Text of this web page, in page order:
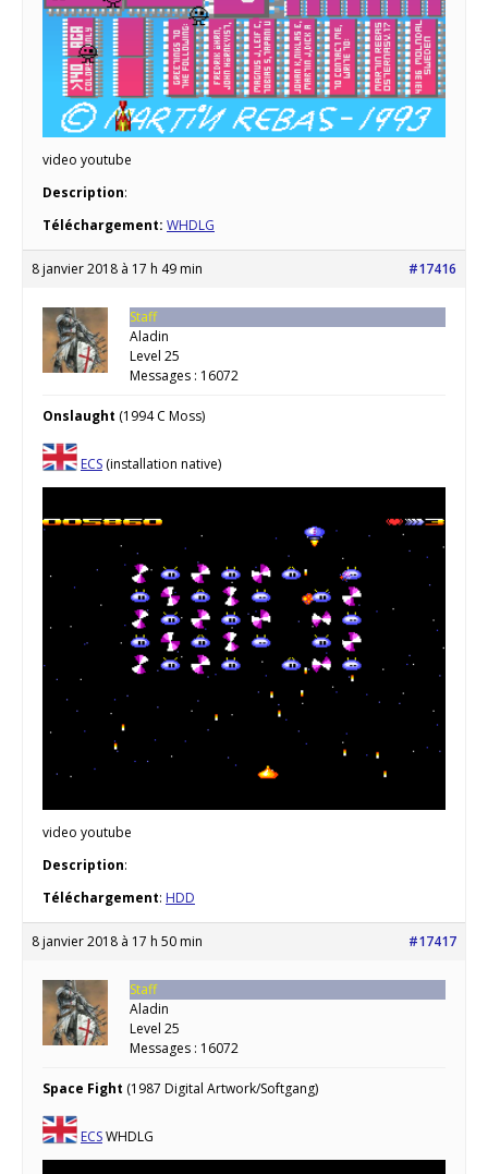
video youtube
Description:
Téléchargement: WHDLG
8 janvier 2018 à 17 h 49 min #17416
Staff
Aladin
Level 25
Messages : 16072
Onslaught (1994 C Moss)
ECS (installation native)
video youtube
Description:
Téléchargement: HDD
8 janvier 2018 à 17 h 50 min #17417
Staff
Aladin
Level 25
Messages : 16072
Space Fight (1987 Digital Artwork/Softgang)
ECSWHDLG